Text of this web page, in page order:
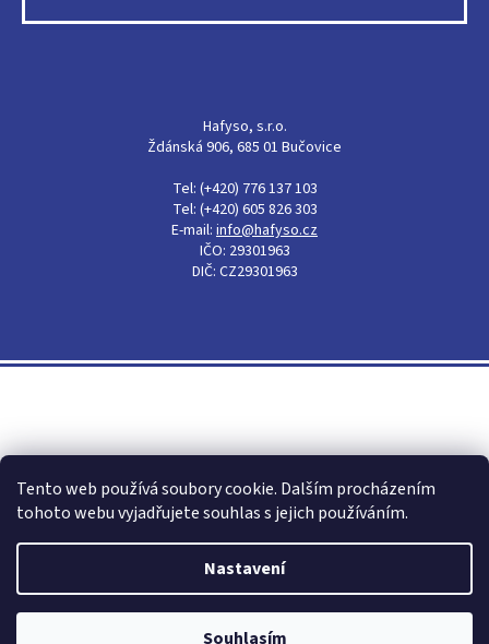
Tento web používá soubory cookie. Dalším procházením
tohoto webu vyjadřujete souhlas s jejich používáním.
Nastavení
Souhlasím
Hafyso, s.r.o.
Ždánská 906, 685 01 Bučovice
Tel: (+420) 776 137 103
Tel: (+420) 605 826 303
E-mail: info@hafyso.cz
IČO: 29301963
DIČ: CZ29301963
Copyright 2026Hafyso - obalový materiál, igelitové pytle,
mikroténové sáčky. Všechna práva vyhrazena.